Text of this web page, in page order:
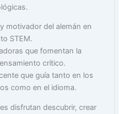
motivador del alemán en
STEM.
que fomentan la
crítico.
que guía tanto en los
como en el idioma.
disfrutan descubrir, crear